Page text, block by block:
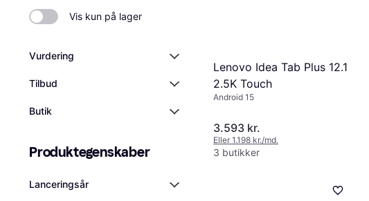
Vis kun på lager
Vurdering
Tilbud
Butik
Produktegenskaber
Lanceringsår
Lenovo Idea Tab Plus 12.1
2.5K Touch
Android 15
3.593 kr.
Eller 1.198 kr./md.
3 butikker